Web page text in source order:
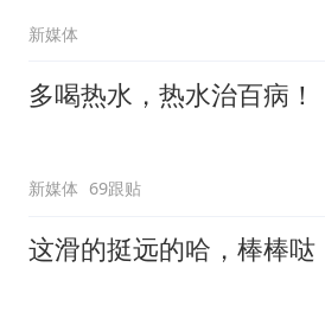
新媒体
多喝热水，热水治百病！
新媒体 69跟贴
这滑的挺远的哈，棒棒哒